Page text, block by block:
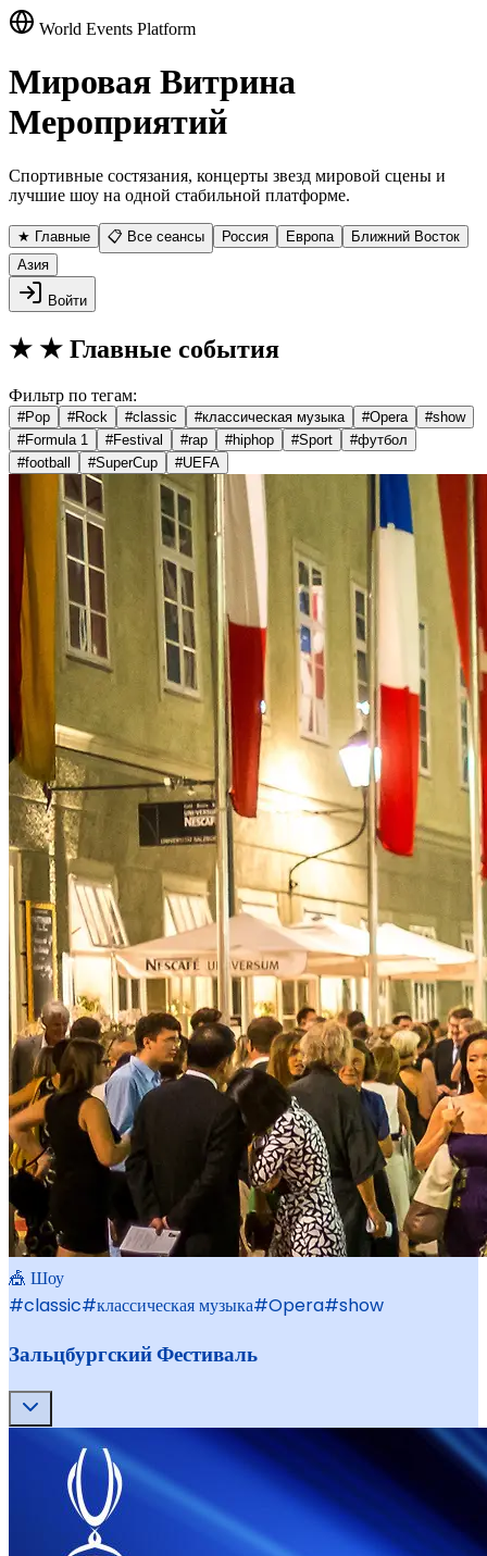
World Events Platform
Мировая Витрина
Мероприятий
Спортивные состязания, концерты звезд мировой сцены и
лучшие шоу на одной стабильной платформе.
★ Главные 📋 Все сеансы Россия Европа
Ближний Восток
Азия
Войти
★ ★ Главные события
Фильтр по тегам:
#Pop #Rock #classic #классическая музыка #Opera #show
#Formula 1 #Festival #rap #hiphop #Sport #футбол
#football #SuperCup #UEFA
🎪 Шоу
#classic#классическая музыка#Opera#show
Зальцбургский Фестиваль